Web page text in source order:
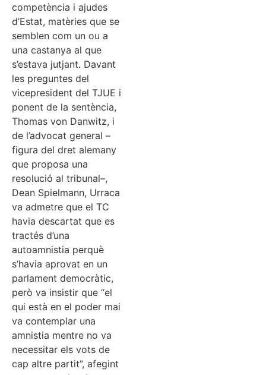
competència i ajudes
d’Estat, matèries que se
semblen com un ou a
una castanya al que
s’estava jutjant. Davant
les preguntes del
vicepresident del TJUE i
ponent de la sentència,
Thomas von Danwitz, i
de l’advocat general –
figura del dret alemany
que proposa una
resolució al tribunal–,
Dean Spielmann, Urraca
va admetre que el TC
havia descartat que es
tractés d’una
autoamnistia perquè
s’havia aprovat en un
parlament democràtic,
però va insistir que “el
qui està en el poder mai
va contemplar una
amnistia mentre no va
necessitar els vots de
cap altre partit”, afegint